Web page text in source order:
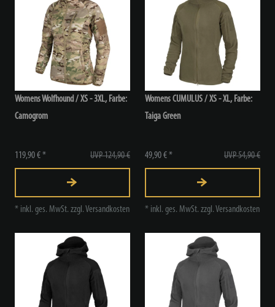
Womens Wolfhound / XS - 3XL, Farbe:
Camogrom
UVP 124,90 €
119,90 € *
* inkl. ges. MwSt. zzgl.Versandkosten
Womens CUMULUS / XS - XL, Farbe:
Taiga Green
UVP 54,90 €
49,90 € *
* inkl. ges. MwSt. zzgl.Versandkosten